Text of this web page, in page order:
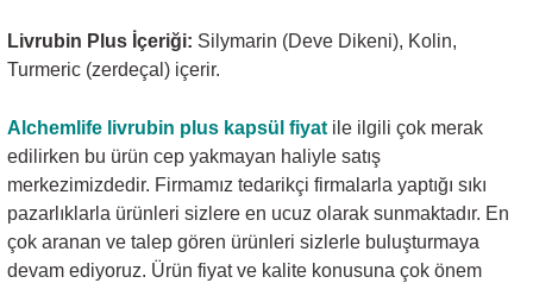
Livrubin Plus İçeriği: Silymarin (Deve Dikeni), Kolin,
Turmeric (zerdeçal) içerir.
Alchemlife livrubin plus kapsül fiyat ile ilgili çok merak
edilirken bu ürün cep yakmayan haliyle satış
merkezimizdedir. Firmamız tedarikçi firmalarla yaptığı sıkı
pazarlıklarla ürünleri sizlere en ucuz olarak sunmaktadır. En
çok aranan ve talep gören ürünleri sizlerle buluşturmaya
devam ediyoruz. Ürün fiyat ve kalite konusuna çok önem